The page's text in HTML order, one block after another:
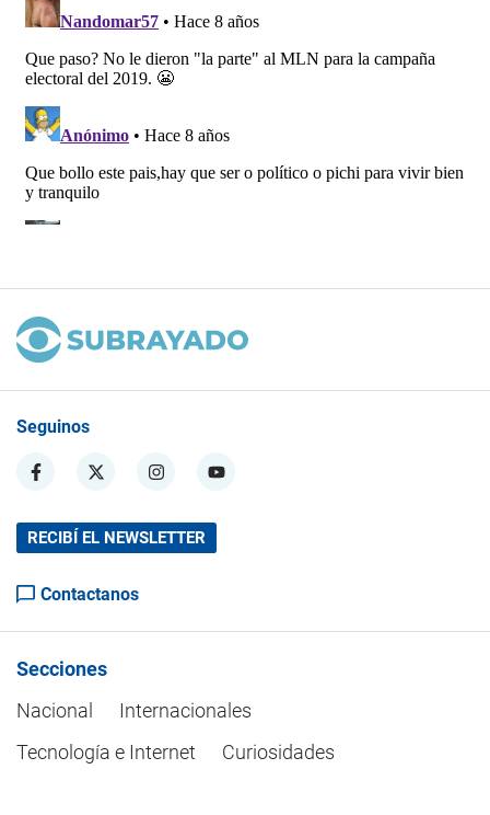
Seguinos
RECIBÍ EL NEWSLETTER
Contactanos
Secciones
Nacional
Internacionales
Tecnología e Internet
Curiosidades